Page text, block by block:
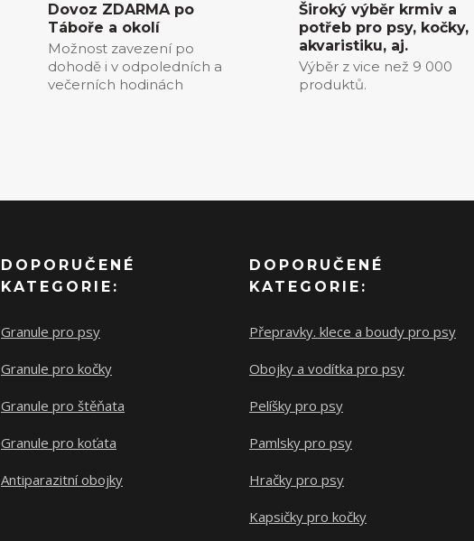
Dovoz ZDARMA po
Táboře a okolí
Možnost zavezení po
dohodě i v odpoledních a
večerních hodinách
Široký výběr krmiv a
potřeb pro psy, kočky,
akvaristiku, aj.
Výběr z vice než 9 000
produktů.
DOPORUČENÉ
KATEGORIE:
Granule pro psy
Granule pro kočky
Granule pro štěňata
Granule pro koťata
Antiparazitní obojky
DOPORUČENÉ
KATEGORIE:
Přepravky. klece a boudy pro psy
Obojky a vodítka pro psy
Pelíšky pro psy
Pamlsky pro psy
Hračky pro psy
Kapsičky pro kočky